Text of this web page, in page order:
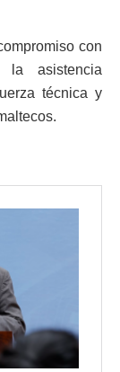
con
asistencia
técnica y